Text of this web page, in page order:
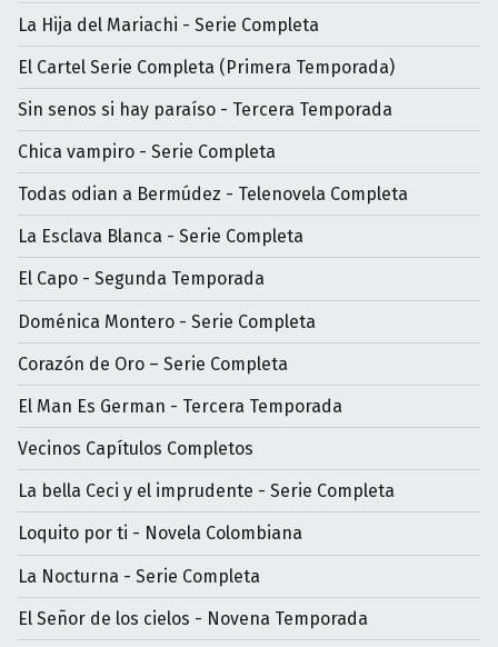
La Hija del Mariachi - Serie Completa
El Cartel Serie Completa (Primera Temporada)
Sin senos si hay paraíso - Tercera Temporada
Chica vampiro - Serie Completa
Todas odian a Bermúdez - Telenovela Completa
La Esclava Blanca - Serie Completa
El Capo - Segunda Temporada
Doménica Montero - Serie Completa
Corazón de Oro – Serie Completa
El Man Es German - Tercera Temporada
Vecinos Capítulos Completos
La bella Ceci y el imprudente - Serie Completa
Loquito por ti - Novela Colombiana
La Nocturna - Serie Completa
El Señor de los cielos - Novena Temporada